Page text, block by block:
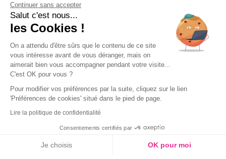
CONTACT
04 42 20 78 42
Du lundi au jeudi de 8h30 à 16h30 & le
vendredi de 8h30 à 15h30
Continuer sans accepter
Salut c'est nous...
les Cookies !
On a attendu d'être sûrs que le contenu de ce site
vous intéresse avant de vous déranger, mais on
aimerait bien vous accompagner pendant votre visite...
C'est OK pour vous ?
Pour modifier vos préférences par la suite, cliquez sur le lien
'Préférences de cookies' situé dans le pied de page.
Lire la politique de confidentialité
Consentements certifiés par
Je choisis OK pour moi